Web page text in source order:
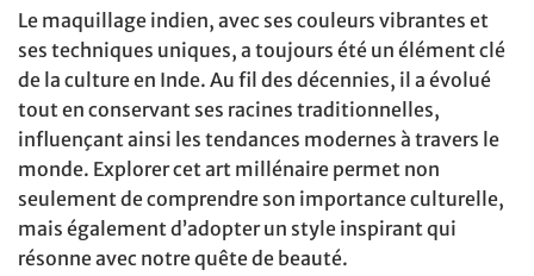
Le maquillage indien, avec ses couleurs vibrantes et
ses techniques uniques, a toujours été un élément clé
de la culture en Inde. Au fil des décennies, il a évolué
tout en conservant ses racines traditionnelles,
influençant ainsi les tendances modernes à travers le
monde. Explorer cet art millénaire permet non
seulement de comprendre son importance culturelle,
mais également d’adopter un style inspirant qui
résonne avec notre quête de beauté.